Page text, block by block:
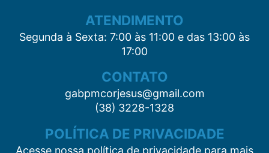
ATENDIMENTO
Segunda à Sexta: 7:00 às 11:00 e das 13:00 às
17:00
CONTATO
gabpmcorjesus@gmail.com
(38) 3228-1328
POLÍTICA DE PRIVACIDADE
Acesse nossa política de privacidade para mais